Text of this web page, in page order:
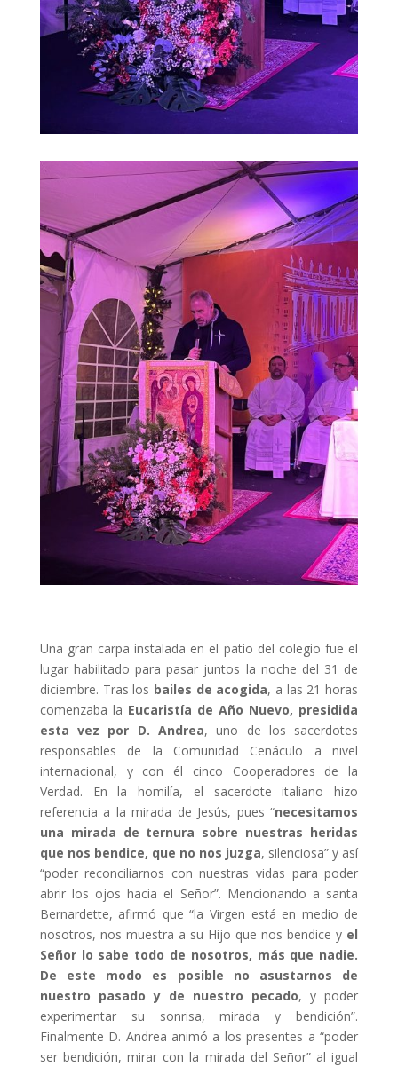
Una gran carpa instalada en el patio del colegio fue el
lugar habilitado para pasar juntos la noche del 31 de
diciembre. Tras los bailes de acogida, a las 21 horas
comenzaba la Eucaristía de Año Nuevo, presidida
esta vez por D. Andrea, uno de los sacerdotes
responsables de la Comunidad Cenáculo a nivel
internacional, y con él cinco Cooperadores de la
Verdad. En la homilía, el sacerdote italiano hizo
referencia a la mirada de Jesús, pues “necesitamos
una mirada de ternura sobre nuestras heridas
que nos bendice, que no nos juzga, silenciosa” y así
“poder reconciliarnos con nuestras vidas para poder
abrir los ojos hacia el Señor”. Mencionando a santa
Bernardette, afirmó que “la Virgen está en medio de
nosotros, nos muestra a su Hijo que nos bendice y el
Señor lo sabe todo de nosotros, más que nadie.
De este modo es posible no asustarnos de
nuestro pasado y de nuestro pecado, y poder
experimentar su sonrisa, mirada y bendición”.
Finalmente D. Andrea animó a los presentes a “poder
ser bendición, mirar con la mirada del Señor” al igual